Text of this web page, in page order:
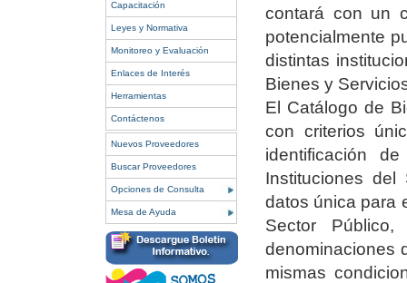
Capacitación
Leyes y Normativa
Monitoreo y Evaluación
Enlaces de Interés
Herramientas
Contáctenos
Nuevos Proveedores
Buscar Proveedores
Opciones de Consulta
Mesa de Ayuda
contará con un
potencialmente
distintas
Bienes y
El Catálogo de
con criterios
identificación
Instituciones
datos única para
Sector
denominaciones
mismas